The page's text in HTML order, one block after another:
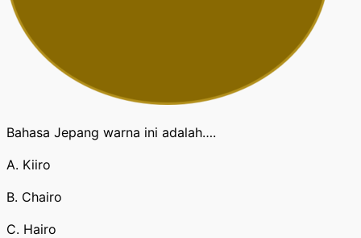
Bahasa Jepang warna ini adalah….
A. Kiiro
B. Chairo
C. Hairo